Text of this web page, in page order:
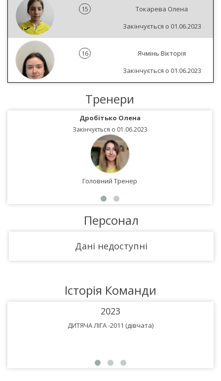
15
Токарева Олена
Закінчується о 01.06.2023
16
Ячмінь Вікторія
Закінчується о 01.06.2023
Тренери
Дробітько Олена
Закінчується о 01.06.2023
Головний Тренер
Персонал
Дані недоступні
Історія Команди
2023
ДИТЯЧА ЛІГА -2011 (дівчата)